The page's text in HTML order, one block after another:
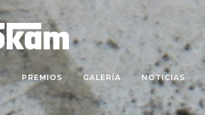
PREMIOS GALERÍA NOTICIAS